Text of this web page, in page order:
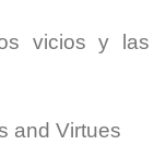
vicios y las
and Virtues